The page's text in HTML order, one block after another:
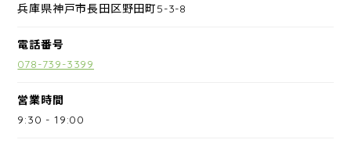
兵庫県神戸市長田区野田町5-3-8
電話番号
078-739-3399
営業時間
9:30 -19:00